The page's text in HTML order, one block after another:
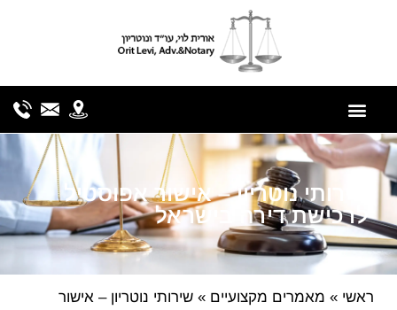
שירותי נוטריון – אישור אפוסטיל
לרכישת דירה בישראל
ראשי » מאמרים מקצועיים »שירותי נוטריון – אישור